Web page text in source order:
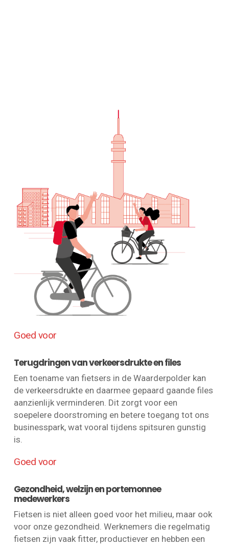
Goed voor
Terugdringen van verkeersdrukte en files
Een toename van fietsers in de Waarderpolder kan
de verkeersdrukte en daarmee gepaard gaande files
aanzienlijk verminderen. Dit zorgt voor een
soepelere doorstroming en betere toegang tot ons
businesspark, wat vooral tijdens spitsuren gunstig
is.
Goed voor
Gezondheid, welzijn en portemonnee
medewerkers
Fietsen is niet alleen goed voor het milieu, maar ook
voor onze gezondheid. Werknemers die regelmatig
fietsen zijn vaak fitter, productiever en hebben een